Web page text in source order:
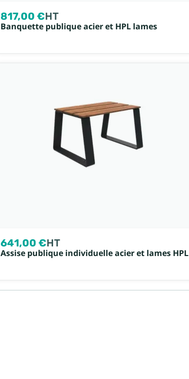
817,00 €HT
Banquette publique acier et HPL lames
641,00 €HT
Assise publique individuelle acier et lames HPL